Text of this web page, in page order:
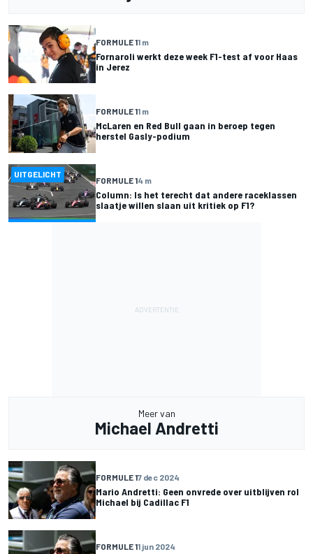
FORMULE 11 m
Fornaroli werkt deze week F1-test af voor Haas
in Jerez
FORMULE 11 m
McLaren en Red Bull gaan in beroep tegen
herstel Gasly-podium
UITGELICHT
FORMULE 14 m
Column: Is het terecht dat andere raceklassen
slaatje willen slaan uit kritiek op F1?
Meer van
Michael Andretti
FORMULE 17 dec 2024
Mario Andretti: Geen onvrede over uitblijven rol
Michael bij Cadillac F1
FORMULE 11 jun 2024